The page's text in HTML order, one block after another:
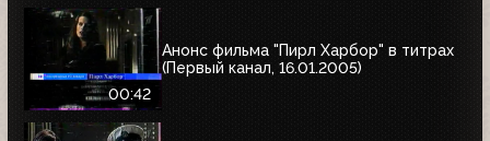
00:42
Анонс фильма "Пирл Харбор" в титрах
(Первый канал, 16.01.2005)